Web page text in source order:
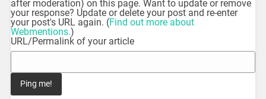
after moderation) on this page. Want to update or remove
your response? Update or delete your post and re-enter
your post's URL again. (Find out more about
Webmentions.)
URL/Permalink of your article